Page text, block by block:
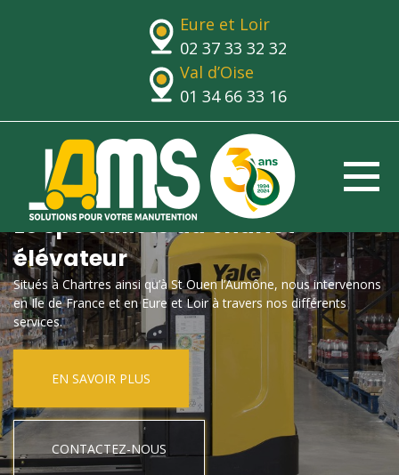
Eure et Loir
02 37 33 32 32
Val d’Oise
01 34 66 33 16
Le spécialiste du chariot
élévateur
Situés à Chartres ainsi qu’à St Ouen l’Aumône, nous intervenons
en Ile de France et en Eure et Loir à travers nos différents
services.
EN SAVOIR PLUS
CONTACTEZ-NOUS